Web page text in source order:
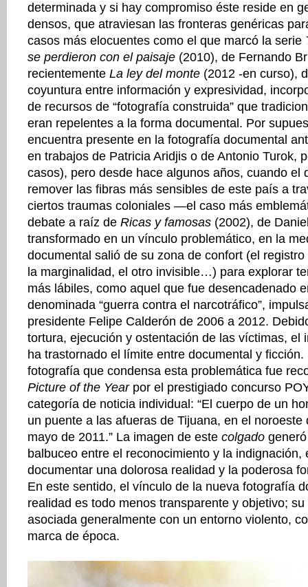
determinada y si hay compromiso éste reside en
densos, que atraviesan las fronteras genéricas
casos más elocuentes como el que marcó la serie
se perdieron con el paisaje (2010), de Fernando
recientemente La ley del monte (2012 -en curso),
coyuntura entre información y expresividad,
de recursos de “fotografía construida” que
eran repelentes a la forma documental. Por
encuentra presente en la fotografía documental
en trabajos de Patricia Aridjis o de Antonio Turok,
casos), pero desde hace algunos años, cuando el
remover las fibras más sensibles de este país a
ciertos traumas coloniales —el caso más
debate a raíz de Ricas y famosas (2002), de
transformado en un vínculo problemático, en la
documental salió de su zona de confort (el
la marginalidad, el otro invisible…) para explorar
más lábiles, como aquel que fue desencadenado
denominada “guerra contra el narcotráfico”,
presidente Felipe Calderón de 2006 a 2012.
tortura, ejecución y ostentación de las víctimas, el
ha trastornado el límite entre documental y
fotografía que condensa esta problemática fue
Picture of the Yearpor el prestigiado concurso
categoría de noticia individual: “El cuerpo de un
un puente a las afueras de Tijuana, en el noroeste
mayo de 2011.” La imagen de este colgado
balbuceo entre el reconocimiento y la indignación,
documentar una dolorosa realidad y la poderosa
En este sentido, el vínculo de la nueva fotografía
realidad es todo menos transparente y objetivo;
asociada generalmente con un entorno violento,
marca de época.